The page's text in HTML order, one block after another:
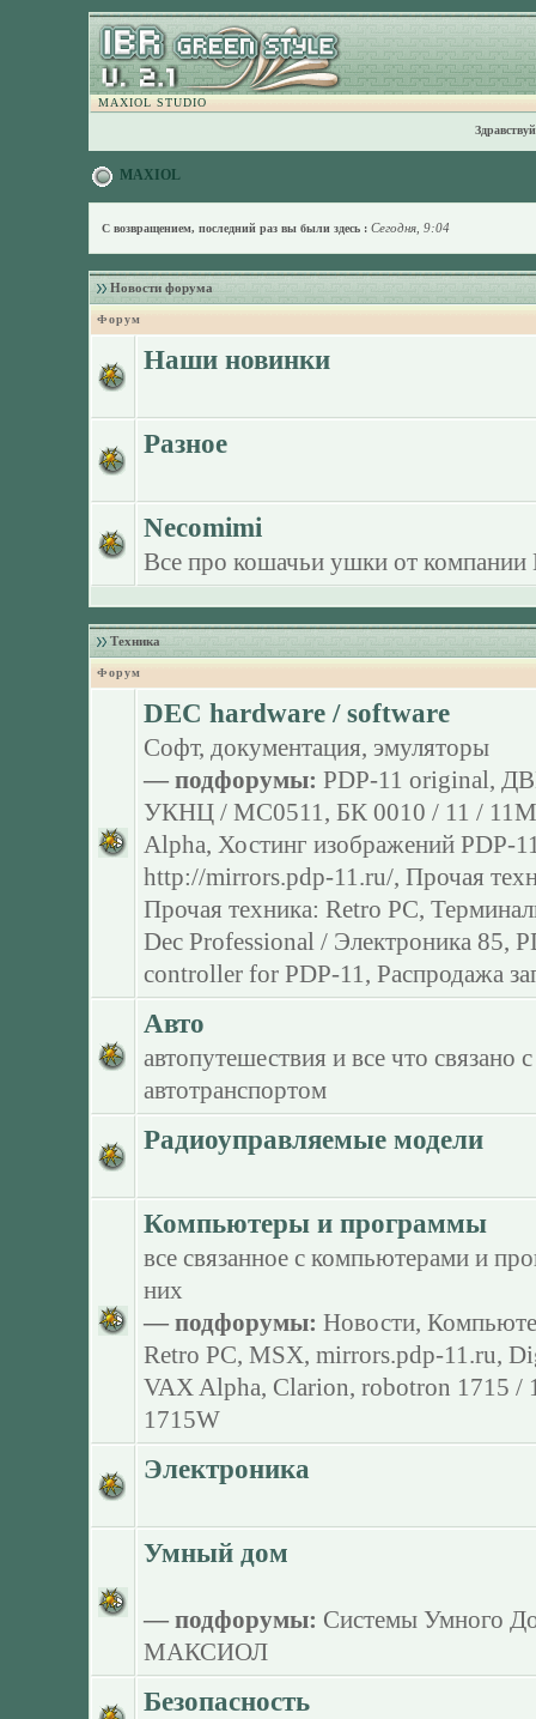
MAXIOL STUDIO
MAXIOL
С возвращением, последний раз вы были здесь : Сегодня, 9:04
Новости форума
Форум
Наши новинки
Разное
Necomimi
Все про кошачьи ушки от компании
Техника
Форум
DEC hardware / software
Софт, документация, эмуляторы
— подфорумы: PDP-11 original ,
УКНЦ / МС0511 , БК 0010 / 11 / 11M
Alpha, Хостинг изображений PDP-
http://mirrors.pdp-11.ru/, Прочая
Прочая техника: Retro PC,
Dec Professional / Электроника 85,
controller for PDP-11 , Распродажа
Авто
автопутешествия и все что связано с
автотранспортом
Радиоуправляемые модели
Компьютеры и программы
все связанное с компьютерами и
них
— подфорумы: Новости,
Retro PC, MSX, mirrors.pdp-11.ru,
VAX Alpha, Clarion, robotron 1715 /
1715W
Электроника
Умный дом
— подфорумы: Системы Умного
МАКСИОЛ
Безопасность